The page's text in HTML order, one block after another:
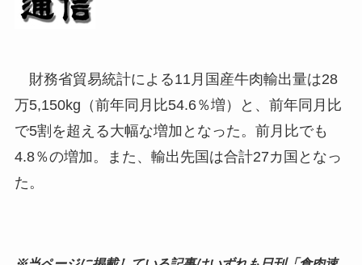
財務省貿易統計による11月国産牛肉輸出量は28
万5,150kg（前年同月比54.6％増）と、前年同月比
で5割を超える大幅な増加となった。前月比でも
4.8％の増加。また、輸出先国は合計27カ国となっ
た。